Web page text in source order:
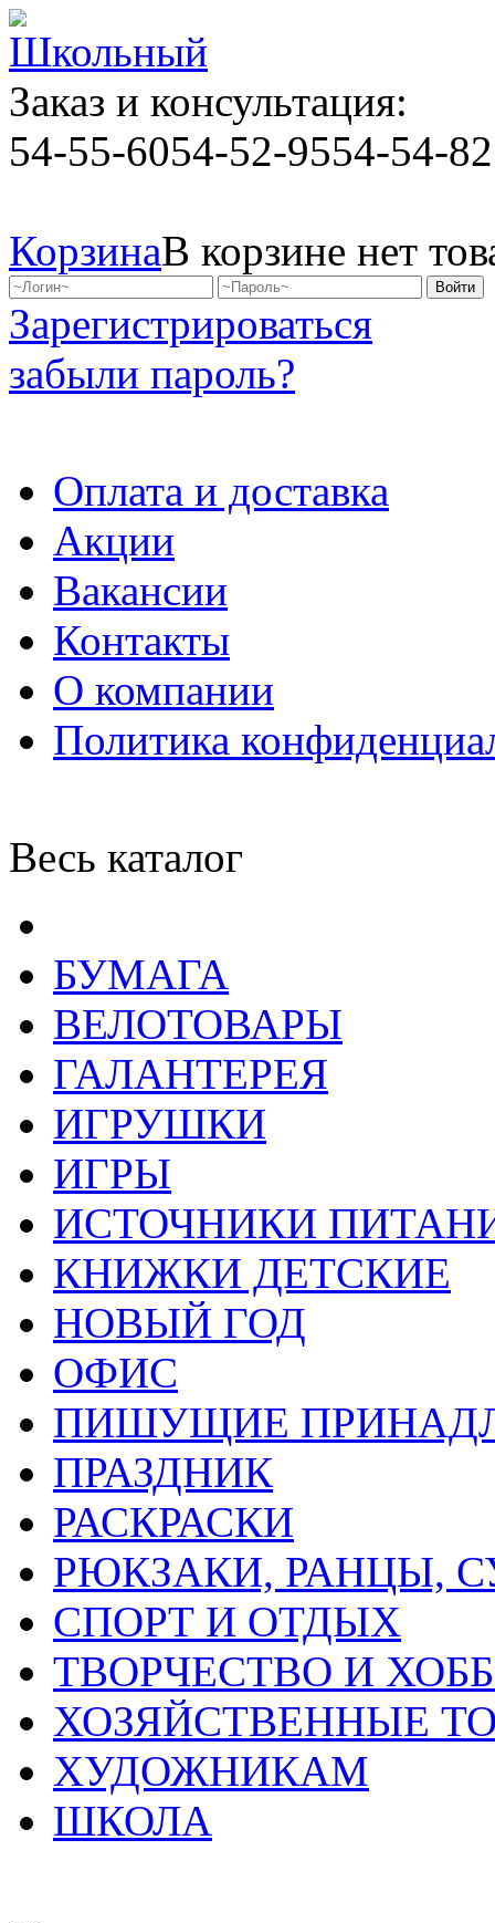
Заказ и консультация:
54-55-6054-52-9554-54-82
КорзинаВ корзине нет
Зарегистрироваться
забыли пароль?
Оплата и доставка
Акции
Вакансии
Контакты
О компании
Политика
Весь каталог
БУМАГА
ВЕЛОТОВАРЫ
ГАЛАНТЕРЕЯ
ИГРУШКИ
ИГРЫ
ИСТОЧНИКИ
КНИЖКИ ДЕТСКИЕ
НОВЫЙ ГОД
ОФИС
ПИШУЩИЕ
ПРАЗДНИК
РАСКРАСКИ
РЮКЗАКИ, РАНЦЫ,
СПОРТ И ОТДЫХ
ТВОРЧЕСТВО И
ХОЗЯЙСТВЕННЫЕ
ХУДОЖНИКАМ
ШКОЛА